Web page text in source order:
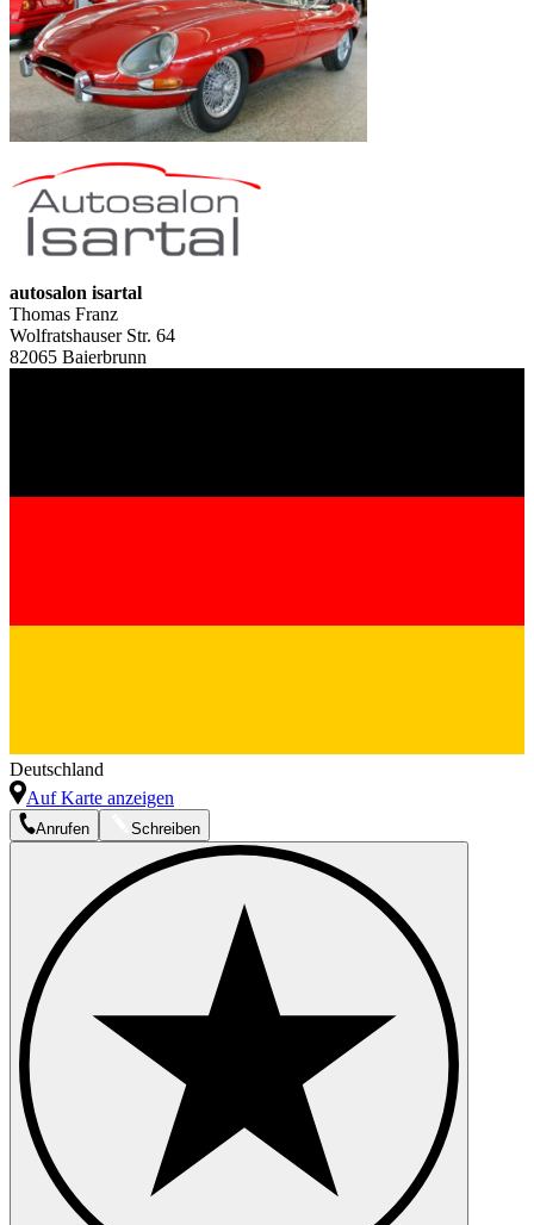
autosalon isartal
Thomas Franz
Wolfratshauser Str. 64
82065 Baierbrunn
Deutschland
Auf Karte anzeigen
Anrufen Schreiben